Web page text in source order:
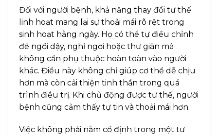
Đối với người bệnh, khả năng thay đổi tư thế
linh hoạt mang lại sự thoải mái rõ rệt trong
sinh hoạt hằng ngày. Họ có thể tự điều chỉnh
để ngồi dậy, nghỉ ngơi hoặc thư giãn mà
không cần phụ thuộc hoàn toàn vào người
khác. Điều này không chỉ giúp cơ thể dễ chịu
hơn mà còn cải thiện tinh thần trong quá
trình điều trị. Khi chủ động được tư thế, người
bệnh cũng cảm thấy tự tin và thoải mái hơn.
Việc không phải nằm cố định trong một tư